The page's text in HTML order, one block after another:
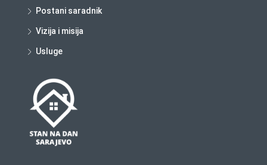
Postani saradnik
Vizija i misija
Usluge